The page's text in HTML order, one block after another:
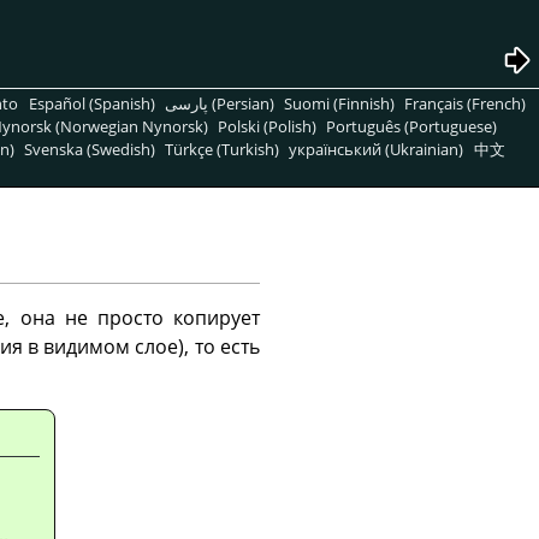
Español (Spanish) پارسی (Persian) Suomi (Finnish) Français (French)
(Norwegian Nynorsk) Polski (Polish) Português (Portuguese)
Svenska (Swedish) Türkçe (Turkish) український (Ukrainian) 中文
она не просто копирует
в видимом слое), то есть